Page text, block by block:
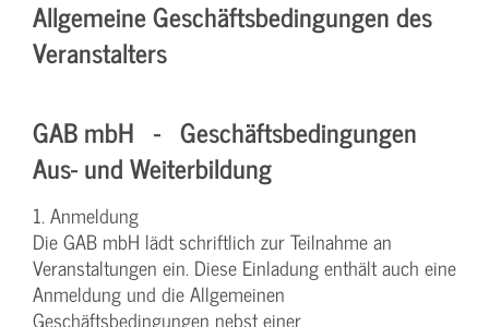
Allgemeine Geschäftsbedingungen des
Veranstalters
GAB mbH - Geschäftsbedingungen
Aus- und Weiterbildung
1. Anmeldung
Die GAB mbH lädt schriftlich zur Teilnahme an
Veranstaltungen ein. Diese Einladung enthält auch eine
Anmeldung und die Allgemeinen
Geschäftsbedingungen nebst einer